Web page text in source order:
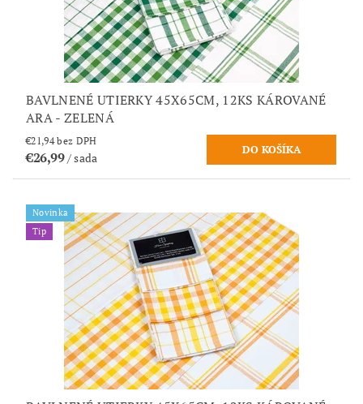
BAVLNENÉ UTIERKY 45X65CM, 12KS KÁROVANÉ
ARA - ZELENÁ
€21,94 bez DPH
€26,99/ sada
Novinka
Tip